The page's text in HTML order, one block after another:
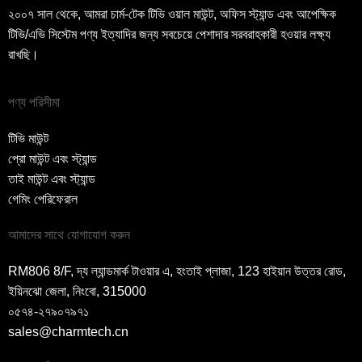
২০০৭ সাল থেকে, আমরা চার্ম-টেক টিভি ওয়াল মাউন্ট, অফিস স্ট্যান্ড এবং আপেক্ষিক
টিভি/এভি সিস্টেম পণ্য ইত্যাদির জন্য সবচেয়ে পেশাদার সরবরাহকারী হওয়ার লক্ষ্য
রাখছি।
পণ্য পরিসীমা
টিভি মাউন্ট
প্রো মাউন্ট এবং স্ট্যান্ড
তাই মাউন্ট এবং স্ট্যান্ড
গেমিং পেরিফেরাল
আমাদের সাথে যোগাযোগ করুন
RM806 8/F, দ্য ল্যান্ডমার্ক টাওয়ার এ, হংতাই প্লাজা, 123 হাইয়ান উত্তর রোড,
ইয়িনঝো জেলা, নিংবো, 315000
০৫৭৪-২৭৯০৭৯৭১
sales@charmtech.cn